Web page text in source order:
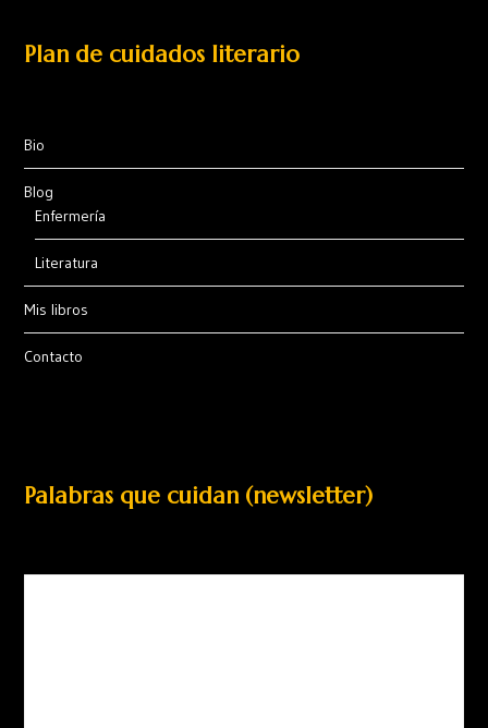
Plan de cuidados literario
Bio
Blog
Enfermería
Literatura
Mis libros
Contacto
Palabras que cuidan (newsletter)